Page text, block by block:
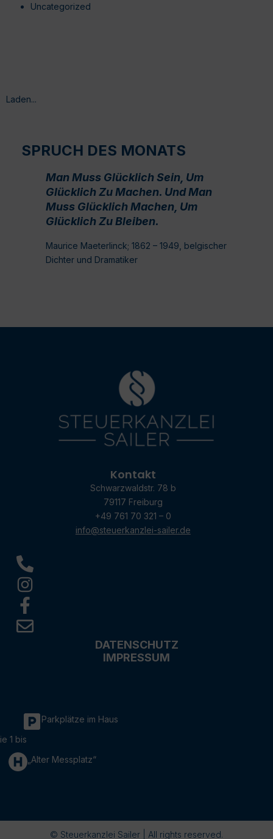
Uncategorized
Laden...
SPRUCH DES MONATS
Man Muss Glücklich Sein, Um
Glücklich Zu Machen. Und Man
Muss Glücklich Machen, Um
Glücklich Zu Bleiben.
Maurice Maeterlinck; 1862 – 1949, belgischer
Dichter und Dramatiker
Kontakt
Schwarzwaldstr. 78 b
79117 Freiburg
+49 761 70 321 – 0
info@steuerkanzlei-sailer.de
DATENSCHUTZ
IMPRESSUM
Parkplätze im Haus
1 bis
„Alter Messplatz“
© Steuerkanzlei Sailer | All rights reserved.